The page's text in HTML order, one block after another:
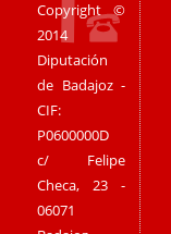
Copyright ©
2014
Diputación
de Badajoz -
CIF:
P0600000D
c/ Felipe
Checa, 23 -
06071